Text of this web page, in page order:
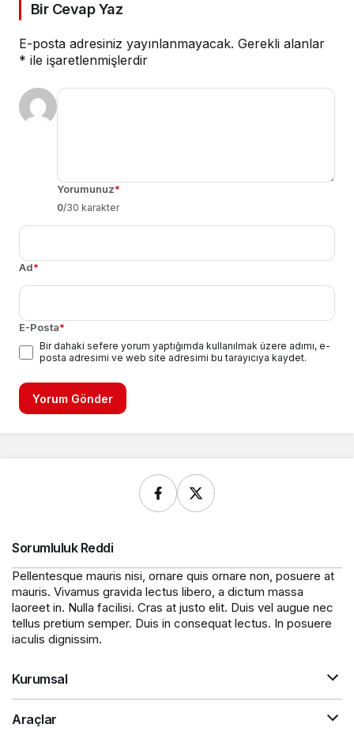
Bir Cevap Yaz
E-posta adresiniz yayınlanmayacak. Gerekli alanlar
* ile işaretlenmişlerdir
Yorumunuz*
0/30 karakter
Ad*
E-Posta*
Bir dahaki sefere yorum yaptığımda kullanılmak üzere adımı, e-
posta adresimi ve web site adresimi bu tarayıcıya kaydet.
Yorum Gönder
Sorumluluk Reddi
Pellentesque mauris nisi, ornare quis ornare non, posuere at
mauris. Vivamus gravida lectus libero, a dictum massa
laoreet in. Nulla facilisi. Cras at justo elit. Duis vel augue nec
tellus pretium semper. Duis in consequat lectus. In posuere
iaculis dignissim.
Kurumsal
Araçlar